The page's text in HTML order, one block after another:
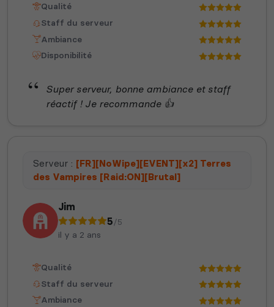
Qualité
Staff du serveur
Ambiance
Disponibilité
Super serveur, bonne ambiance et staff
réactif ! Je recommande 👍
Serveur : [FR][NoWipe][EVENT][x2] Terres
des Vampires [Raid:ON][Brutal]
Jim
5/5
il y a 2 ans
Qualité
Staff du serveur
Ambiance